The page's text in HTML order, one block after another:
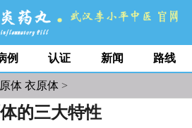
例 认证 新闻 路线
体 衣原体 >
的三大特性